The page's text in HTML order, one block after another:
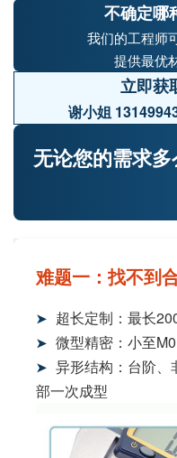
不确定哪
我们的工程师
提供最优
立即获
谢小姐
无论您的需求
难题一：找不到
➤ 超长定制：最长
➤ 微型精密：小至
➤ 异形结构：台阶、
部一次成型